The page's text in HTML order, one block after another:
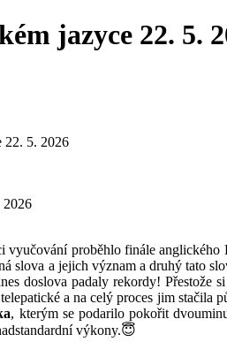
jazyce 22. 5.
22. 5. 2026
2026
vyučování proběhlo finále
slova a jejich význam a druhý tato
doslova padaly rekordy!
a na celý proces jim stačila
, kterým se podarilo pokořit
výkony.😇